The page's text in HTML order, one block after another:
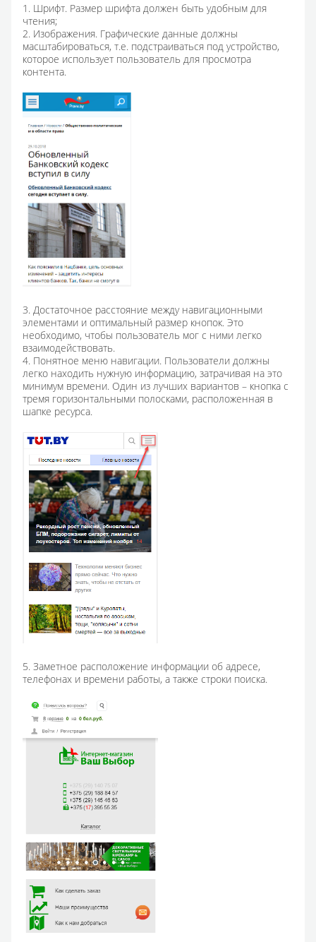
1. Шрифт. Размер шрифта должен быть удобным для
чтения;
2. Изображения. Графические данные должны
масштабироваться, т.е. подстраиваться под устройство,
которое использует пользователь для просмотра
контента.
3. Достаточное расстояние между навигационными
элементами и оптимальный размер кнопок. Это
необходимо, чтобы пользователь мог с ними легко
взаимодействовать.
4. Понятное меню навигации. Пользователи должны
легко находить нужную информацию, затрачивая на это
минимум времени. Один из лучших вариантов – кнопка с
тремя горизонтальными полосками, расположенная в
шапке ресурса.
5. Заметное расположение информации об адресе,
телефонах и времени работы, а также строки поиска.